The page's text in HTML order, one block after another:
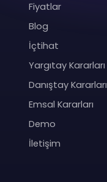
Fiyatlar
Blog
İçtihat
Yargıtay Kararları
Danıştay Kararları
Emsal Kararları
Demo
İletişim